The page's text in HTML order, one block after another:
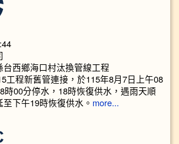
西鄉海口村汰換管線工程
工程新舊管連接，於115年8月7日上午08
時00分停水，18時恢復供水，遇雨天順
下午19時恢復供水。 more...